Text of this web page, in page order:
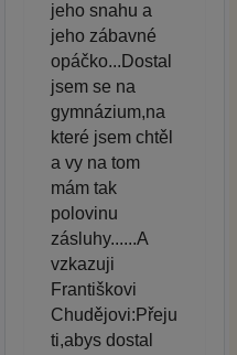
jeho snahu a
jeho zábavné
opáčko...Dostal
jsem se na
gymnázium,na
které jsem chtěl
a vy na tom
mám tak
polovinu
zásluhy......A
vzkazuji
Františkovi
Chudějovi:Přeju
ti,abys dostal